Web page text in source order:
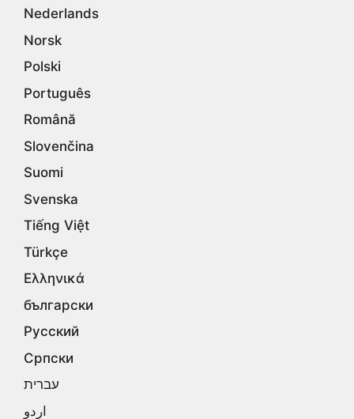
Nederlands
Norsk
Polski
Português
Română
Slovenčina
Suomi
Svenska
Tiếng Việt
Türkçe
Ελληνικά
български
Русский
Српски
עברית
اردو